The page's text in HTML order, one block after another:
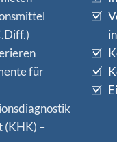
für
(KHK) –